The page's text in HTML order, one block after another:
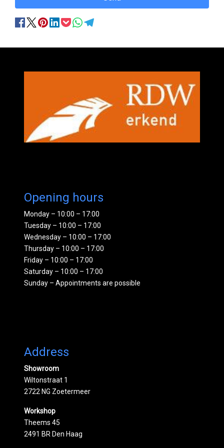
Opening hours
Monday – 10:00 – 17:00
Tuesday – 10:00 – 17:00
Wednesday – 10:00 – 17:00
Thursday – 10:00 – 17:00
Friday – 10:00 – 17:00
Saturday – 10:00 – 17:00
Sunday – Appointments are possible
Address
Showroom
Wiltonstraat 1
2722 NG Zoetermeer
Workshop
Theems 45
2491 BR Den Haag